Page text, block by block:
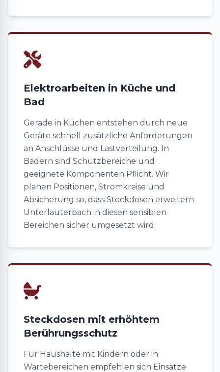
Elektroarbeiten in Küche und
Bad
Gerade in Küchen entstehen durch neue
Geräte schnell zusätzliche Anforderungen
an Anschlüsse und Lastverteilung. In
Bädern sind Schutzbereiche und
geeignete Komponenten Pflicht. Wir
planen Positionen, Stromkreise und
Absicherung so, dass Steckdosen erweitern
Unterlauterbach in diesen sensiblen
Bereichen sicher umgesetzt wird.
Steckdosen mit erhöhtem
Berührungsschutz
Für Haushalte mit Kindern oder in
Wartebereichen empfehlen sich Einsätze